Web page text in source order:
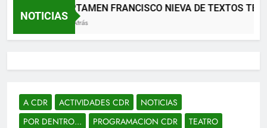
NOTICIAS
XII CERTAMEN FRANCISCO NIEVA DE TEXTOS
2 Meses Atrás
A CDR ACTIVIDADES CDR
NOTICIAS
POR DENTRO...
PROGRAMACION CDR TEATRO